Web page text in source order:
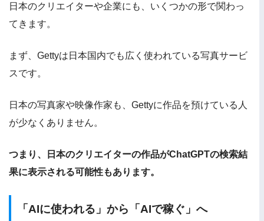
日本のクリエイターや企業にも、いくつかの形で関わっ
てきます。
まず、Gettyは日本国内でも広く使われている写真サービ
スです。
日本の写真家や映像作家も、Gettyに作品を預けている人
が少なくありません。
つまり、日本のクリエイターの作品がChatGPTの検索結
果に表示される可能性もあります。
「AIに使われる」から「AIで稼ぐ」へ